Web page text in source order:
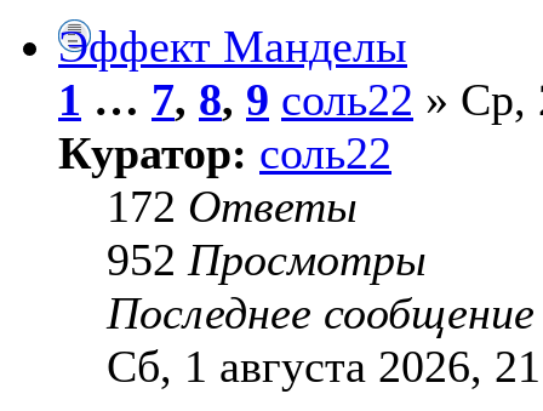
Эффект Манделы
1 … 7, 8, 9 соль22 » Ср,
Куратор: соль22
172 Ответы
952 Просмотры
Последнее
Сб, 1 августа 2026,